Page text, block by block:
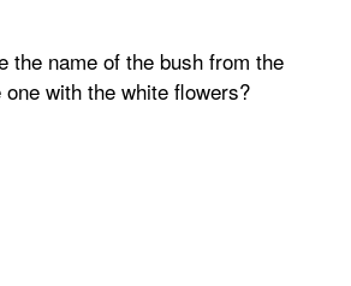
the name of the bush from the
with the white flowers?